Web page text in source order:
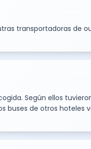
transportadoras de
Según ellos
buses de otros hoteles